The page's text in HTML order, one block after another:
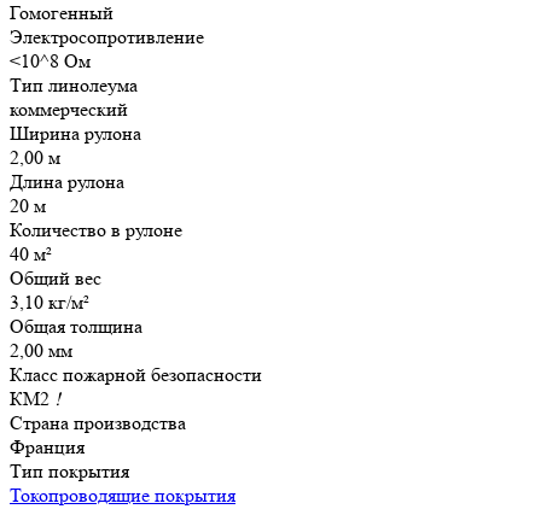
Гомогенный
Электросопротивление
<10^8 Ом
Тип линолеума
коммерческий
Ширина рулона
2,00 м
Длина рулона
20 м
Количество в рулоне
40 м²
Общий вес
3,10 кг/м²
Общая толщина
2,00 мм
Класс пожарной безопасности
КМ2 !
Страна производства
Франция
Тип покрытия
Токопроводящие покрытия